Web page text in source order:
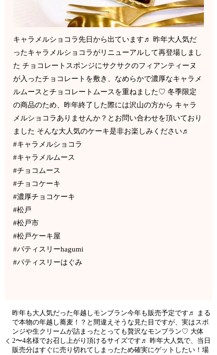
キャラメルショコラ先日から出ています♬ 昨年大人気だ
ったキャラメルショコラがリニューアルして再登場しまし
た チョコレートスポンジにサクサクのフィアンティーヌ
が入ったチョコレートを敷き、なめらかで濃厚なキャラメ
ルムースとチョコレートムースを重ねました♡ 冬季限定
の商品のため、昨年終了した際には沢山の方から キャラ
メルショコラありませんか？とお問い合わせを頂いており
ました そんな大人気のケーキ是非お楽しみください♬
#キャラメルショコラ
#キャラメルムース
#チョコムース
#チョコケーキ
#濃厚チョコケーキ
#松戸
#松戸市
#松戸ケーキ屋
#パティスリーhagumi
#パティスリーはぐみ
昨年も大人気だった年越しモンブラン今年も販売予定です♬ まる
で本物の年越し蕎麦！？と間違えそうな見た目ですが、実はスポ
ンジや生クリームが詰まったとっても贅沢なモンブラン♡ 大体
2〜4名様でお召し上がり頂けるサイズです♬ 昨年大人気で、当日
販売分はすぐに売り切れてしまったため確実にゲットしたい！場